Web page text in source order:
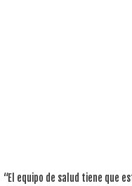
“El equipo de salud tiene que